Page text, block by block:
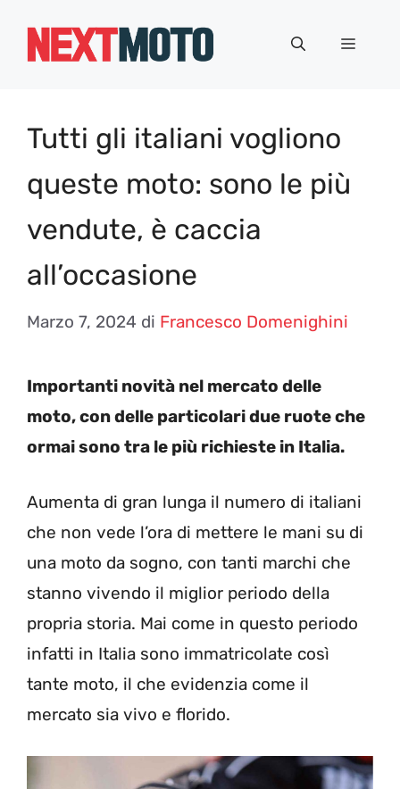
Menu
Tutti gli italiani vogliono
queste moto: sono le più
vendute, è caccia
all’occasione
Marzo 7, 2024 di Francesco Domenighini
Importanti novità nel mercato delle
moto, con delle particolari due ruote che
ormai sono tra le più richieste in Italia.
Aumenta di gran lunga il numero di italiani
che non vede l’ora di mettere le mani su di
una moto da sogno, con tanti marchi che
stanno vivendo il miglior periodo della
propria storia. Mai come in questo periodo
infatti in Italia sono immatricolate così
tante moto, il che evidenzia come il
mercato sia vivo e florido.